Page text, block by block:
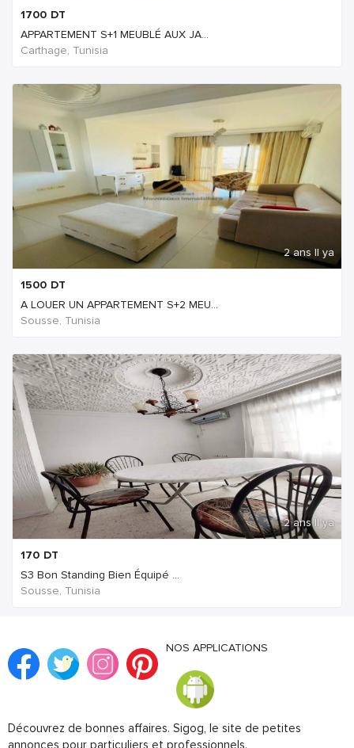
1700 DT
APPARTEMENT S+1 MEUBLÉ AUX JA...
Carthage, Tunisia
2 ans Il ya
1500 DT
A LOUER UN APPARTEMENT S+2 MEU...
Sousse, Tunisia
2 ans Il ya
170 DT
S3 Bon Standing Bien Équipé ...
Sousse, Tunisia
NOS APPLICATIONS
Découvrez de bonnes affaires. Sigog, le site de petites
annonces pour particuliers et professionnels.